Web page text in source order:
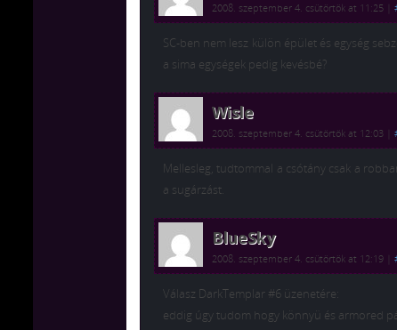
2008. szeptember 4. csütörtök at 11:25
SC-ben nem lesz külön épület és egység
a sima egységek pedig kevésbé?
Wisle
2008. szeptember 4. csütörtök at 12:03
Mellesleg, tudtommal a csótány csak a
a sugárzást.
BlueSky
2008. szeptember 4. csütörtök at 12:19
Válasz DarkTemplar #6 üzenetére:
eddig úgy tudom hogy könnyü és armored